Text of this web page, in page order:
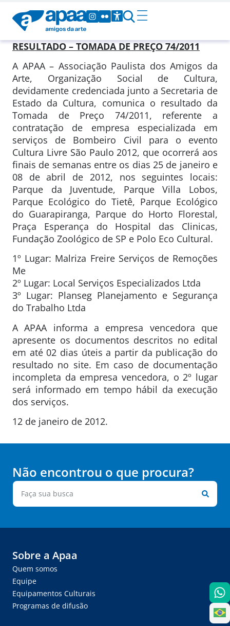
RESULTADO – TOMADA DE PREÇO 74/2011
A APAA – Associação Paulista dos Amigos da
Arte, Organização Social de Cultura,
devidamente credenciada junto a Secretaria de
Estado da Cultura, comunica o resultado da
Tomada de Preço 74/2011, referente a
contratação de empresa especializada em
serviços de Bombeiro Civil para o evento
Cultura Livre São Paulo 2012, que ocorrerá aos
finais de semanas entre os dias 25 de janeiro e
08 de abril de 2012, nos seguintes locais:
Parque da Juventude, Parque Villa Lobos,
Parque Ecológico do Tietê, Parque Ecológico
do Guarapiranga, Parque do Horto Florestal,
Praça Esperança do Hospital das Clinicas,
Fundação Zoológico de SP e Polo Eco Cultural.
1º Lugar: Malriza Freire Serviços de Remoções
Me
2º Lugar: Local Serviços Especializados Ltda
3º Lugar: Planseg Planejamento e Segurança
do Trabalho Ltda
A APAA informa a empresa vencedora que
apresente os documentos descritos no edital
em até 02 dias úteis a partir da publicação do
resultado no site. Em caso de documentação
incompleta da empresa vencedora, o 2º lugar
será informado em tempo hábil da execução
dos serviços.
12 de janeiro de 2012.
Não encontrou o que procura?
Sobre a Apaa
Quem somos
Equipe
Equipamentos Culturais
Programas de difusão